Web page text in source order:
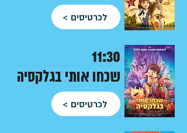
לכרטיסים >
שכחו אותי בגלקסיה
11:30
לכרטיסים >